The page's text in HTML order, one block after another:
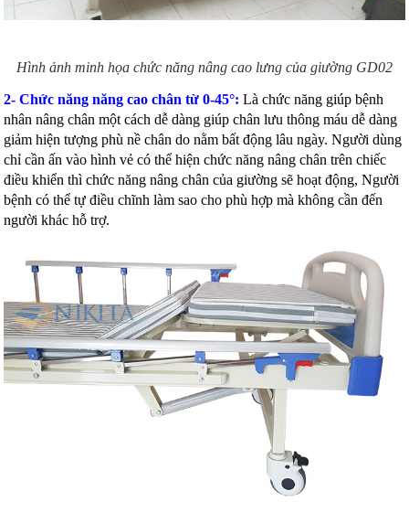
Hình ảnh minh họa chức năng nâng cao lưng của giường GD02
2- Chức năng năng cao chân từ 0-45°: Là chức năng giúp bệnh
nhân nâng chân một cách dễ dàng giúp chân lưu thông máu dễ dàng
giảm hiện tượng phù nề chân do nằm bất động lâu ngày. Người dùng
chỉ cần ấn vào hình vẻ có thể hiện chức năng nâng chân trên chiếc
điều khiển thì chức năng nâng chân của giường sẽ hoạt động, Người
bệnh có thể tự điều chĩnh làm sao cho phù hợp mà không cần đến
người khác hỗ trợ.